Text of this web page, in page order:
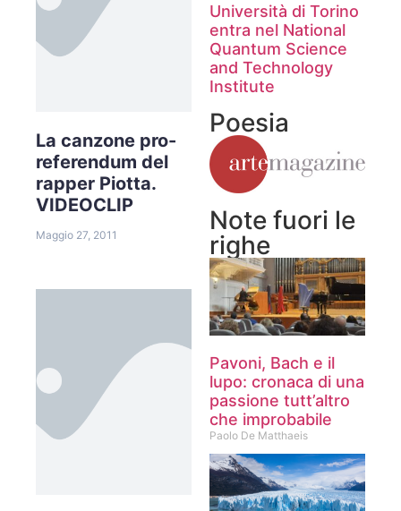
La canzone pro-
referendum del
rapper Piotta.
VIDEOCLIP
Maggio 27, 2011
Università di Torino
entra nel National
Quantum Science
and Technology
Institute
Poesia
Note fuori le
righe
Pavoni, Bach e il
lupo: cronaca di una
passione tutt’altro
che improbabile
Paolo De Matthaeis